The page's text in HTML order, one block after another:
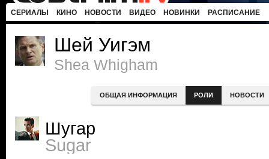
СЕРИАЛЫ КИНО НОВОСТИ ВИДЕО НОВИНКИ РАСПИСАНИЕ
Шей Уигэм
Shea Whigham
ОБЩАЯ ИНФОРМАЦИЯ РОЛИ НОВОСТИ
Шугар
Sugar